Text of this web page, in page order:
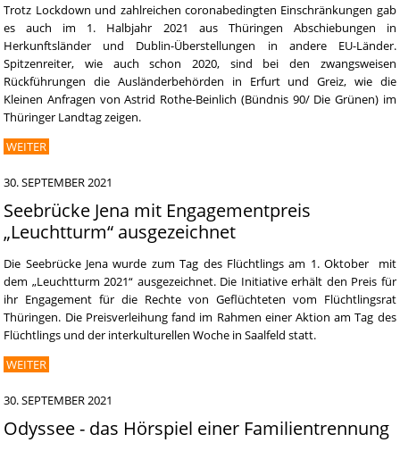
Trotz Lockdown und zahlreichen coronabedingten Einschränkungen gab
es auch im 1. Halbjahr 2021 aus Thüringen Abschiebungen in
Herkunftsländer und Dublin-Überstellungen in andere EU-Länder.
Spitzenreiter, wie auch schon 2020, sind bei den zwangsweisen
Rückführungen die Ausländerbehörden in Erfurt und Greiz, wie die
Kleinen Anfragen von Astrid Rothe-Beinlich (Bündnis 90/ Die Grünen) im
Thüringer Landtag zeigen.
WEITER
30. SEPTEMBER 2021
Seebrücke Jena mit Engagementpreis
„Leuchtturm“ ausgezeichnet
Die Seebrücke Jena wurde zum Tag des Flüchtlings am 1. Oktober mit
dem „Leuchtturm 2021“ ausgezeichnet. Die Initiative erhält den Preis für
ihr Engagement für die Rechte von Geflüchteten vom Flüchtlingsrat
Thüringen. Die Preisverleihung fand im Rahmen einer Aktion am Tag des
Flüchtlings und der interkulturellen Woche in Saalfeld statt.
WEITER
30. SEPTEMBER 2021
Odyssee - das Hörspiel einer Familientrennung